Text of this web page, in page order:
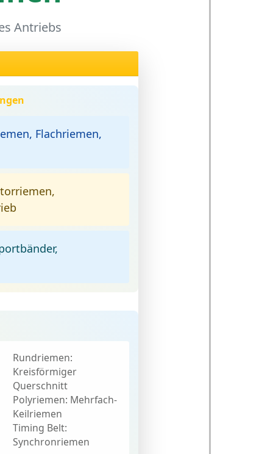
Antriebs
Flachriemen,
Rundriemen:
Kreisförmiger
Querschnitt
Polyriemen: Mehrfach-
Keilriemen
Timing Belt:
Synchronriemen